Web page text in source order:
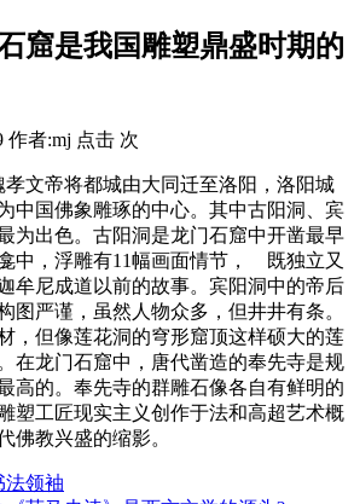
窟是我国雕塑鼎盛时期的
作者:mj 点击 次
文帝将都城由大同迁至洛阳，洛阳城
中国佛象雕琢的中心。其中古阳洞、宾
为出色。古阳洞是龙门石窟中开凿最早
中，浮雕有11幅画面情节， 既独立又
牟尼成道以前的故事。宾阳洞中的帝后
图严谨，虽然人物众多，但井井有条。
，但像莲花洞的穹形窟顶这样硕大的莲
在龙门石窟中，唐代凿造的奉先寺是规
高的。奉先寺的群雕石像各自有鲜明的
塑工匠现实主义创作于法和高超艺术概
佛教兴盛的缩影。
法领袖